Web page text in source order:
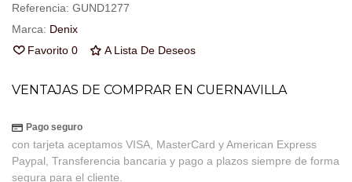
Referencia: GUND1277
Marca: Denix
Favorito 0 A Lista De Deseos
VENTAJAS DE COMPRAR EN CUERNAVILLA
Pago seguro
con tarjeta aceptamos VISA, MasterCard y American Express
Paypal, Transferencia bancaria y pago a plazos siempre de forma
segura para el cliente.